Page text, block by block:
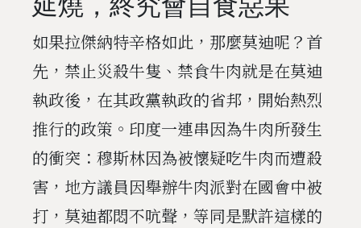
如果拉傑納特辛格如此，那麼莫迪呢？首
先，禁止災殺牛隻、禁食牛肉就是在莫迪
執政後，在其政黨執政的省邦，開始熱烈
推行的政策。印度一連串因為牛肉所發生
的衝突：穆斯林因為被懷疑吃牛肉而遭殺
害，地方議員因舉辦牛肉派對在國會中被
打，莫迪都悶不吭聲，等同是默許這樣的